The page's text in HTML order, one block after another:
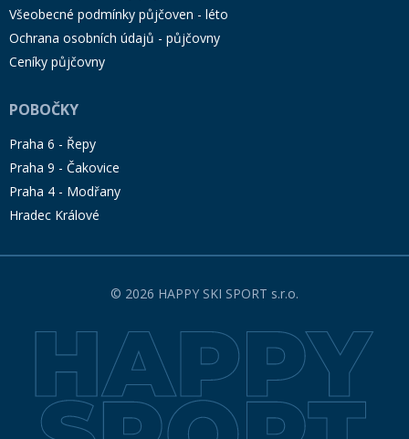
Všeobecné podmínky půjčoven - léto
Ochrana osobních údajů - půjčovny
Ceníky půjčovny
POBOČKY
Praha 6 - Řepy
Praha 9 - Čakovice
Praha 4 - Modřany
Hradec Králové
© 2026 HAPPY SKI SPORT s.r.o.